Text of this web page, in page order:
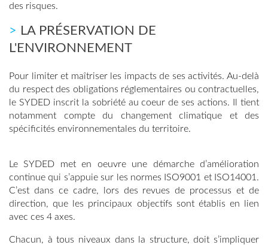
des risques.
> LA PRÉSERVATION DE
L'ENVIRONNEMENT
Pour limiter et maîtriser les impacts de ses activités. Au-delà
du respect des obligations réglementaires ou contractuelles,
le SYDED inscrit la sobriété au coeur de ses actions. Il tient
notamment compte du changement climatique et des
spécificités environnementales du territoire.
Le SYDED met en oeuvre une démarche d’amélioration
continue qui s’appuie sur les normes ISO9001 et ISO14001.
C’est dans ce cadre, lors des revues de processus et de
direction, que les principaux objectifs sont établis en lien
avec ces 4 axes.
Chacun, à tous niveaux dans la structure, doit s’impliquer